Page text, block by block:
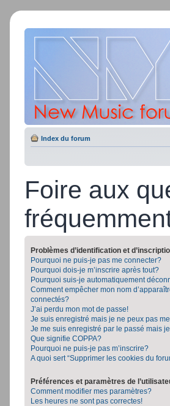
Index du forum
Foire aux
Problèmes d’identification et
Pourquoi ne puis-je pas me connecter?
Pourquoi dois-je m’inscrire après tout?
Pourquoi suis-je automatiquement
Comment empêcher mon nom
connectés?
J’ai perdu mon mot de passe!
Je suis enregistré mais je ne peux pas
Je me suis enregistré par le passé mais
Que signifie COPPA?
Pourquoi ne puis-je pas m’inscrire?
A quoi sert “Supprimer les cookies du
Préférences et paramètres de
Comment modifier mes paramètres?
Les heures ne sont pas correctes!